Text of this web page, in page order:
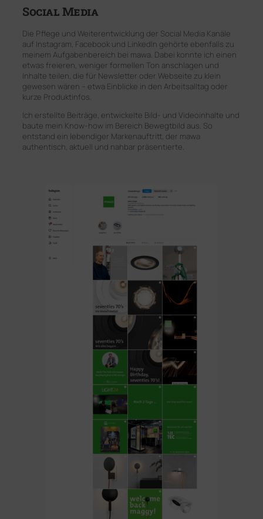
Social Media
Die Pflege und Weiterentwicklung der Social Media Kanäle
auf Instagram, Facebook und LinkedIn gehörte ebenfalls zu
meinem Aufgabenbereich bei mawa. Dabei konnte ich einen
etwas freieren, weniger formellen Ton anschlagen und
Inhalte teilen, die für Newsletter oder Webseite zu klein
gewesen wären – etwa Einblicke in den Arbeitsalltag oder
kurze Produktinfos.
Ich erstellte Beiträge, entwickelte Bild- und Videoinhalte und
baute mein Know-how im Bereich Bewegtbild aus. So
entstand ein lebendiger Markenauftritt, der mawa
authentisch, aktuell und nahbar präsentierte.